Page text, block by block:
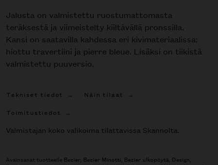
Jalusta on valmistettu ruostumattomasta
teräksestä ja viimeistelty kiiltävällä pronssilla.
Kansi on saatavilla kahdessa eri kivimateriaalissa:
hiottu travertiini ja pierre bleue. Lisäksi on tiikistä
valmistettu puuversio.
Tekniset tiedot
Näin tilaat
Toimitustiedot
Valmistajan koko valikoima tilattavissa Skannolta.
Avainsanat tuotteelle Bezier, Bezier Minotti, Bezier ulkopöytä, Design,